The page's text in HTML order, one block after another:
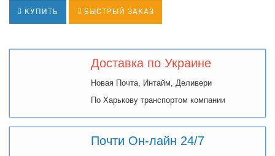
КУПИТЬ БЫСТРЫЙ ЗАКАЗ
Доставка по Украине
Новая Почта, Интайм, Деливери
По Харькову транспортом компании
Почти Он-лайн 24/7